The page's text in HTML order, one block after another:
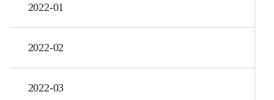
2022-01
2022-02
2022-03